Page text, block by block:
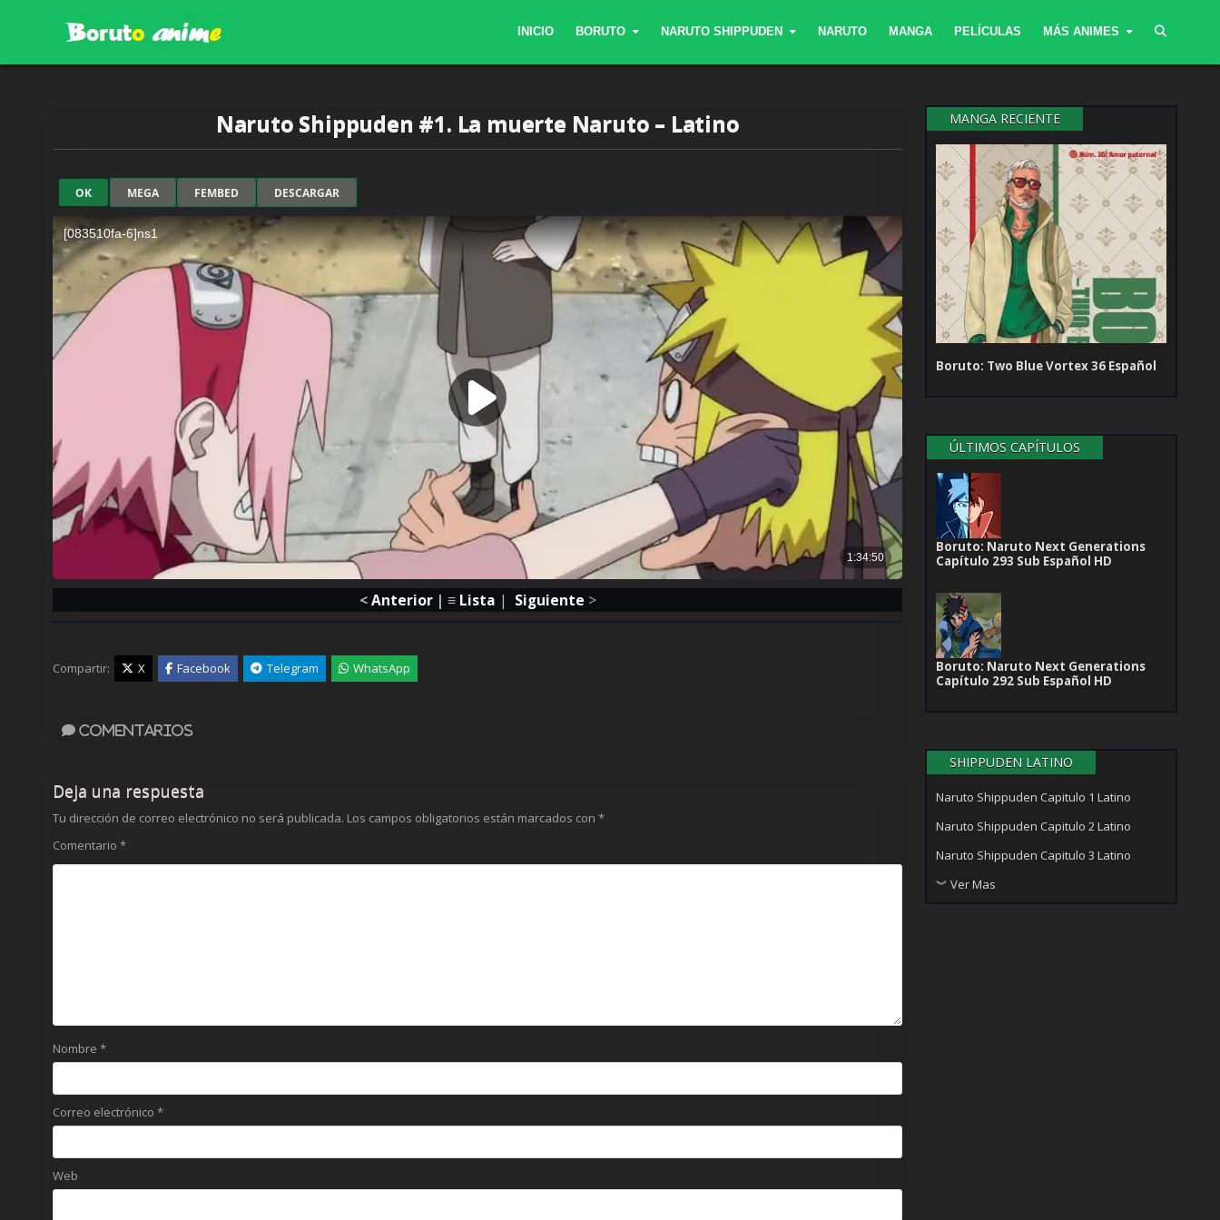
BORUTOANIME.ONLINE
INICIO BORUTO NARUTO SHIPPUDEN NARUTO MANGA PELÍCULAS MÁS ANIMES
Naruto Shippuden #1. La muerte Naruto – Latino
OK MEGA FEMBED DESCARGAR
<Anterior| ≡ Lista | Siguiente >
Compartir: X Facebook Telegram WhatsApp
Comentarios
Deja una respuesta
Tu dirección de correo electrónico no será publicada. Los campos obligatorios están marcados con*
Comentario*
Nombre*
Correo electrónico*
Web
MANGA RECIENTE
Boruto: Two Blue Vortex 36 Español
ÚLTIMOS CAPÍTULOS
Boruto: Naruto Next Generations
Capítulo 293 Sub Español HD
Boruto: Naruto Next Generations
Capítulo 292 Sub Español HD
SHIPPUDEN LATINO
Naruto Shippuden Capitulo 1 Latino
Naruto Shippuden Capitulo 2 Latino
Naruto Shippuden Capitulo 3 Latino
︾ Ver Mas